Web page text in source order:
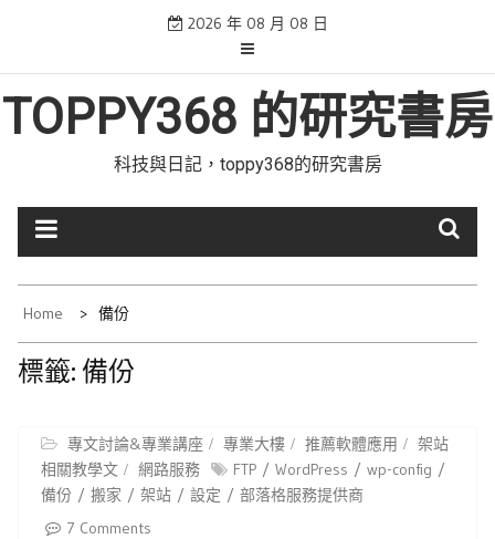
2026 年 08 月 08 日
TOPPY368 的研究書房
科技與日記，toppy368的研究書房
Home 備份
標籤: 備份
專文討論&專業講座 專業大樓 推薦軟體應用
架站
相關教學文
網路服務 FTP WordPress
wp-config
備份
搬家 架站 設定
部落格服務提供商
7 Comments